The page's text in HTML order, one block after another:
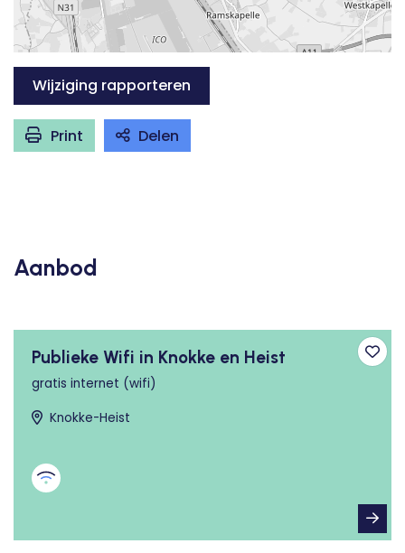
Wijziging rapporteren
Print Delen
Aanbod
Publieke Wifi in Knokke en Heist
gratis internet (wifi)
Knokke-Heist